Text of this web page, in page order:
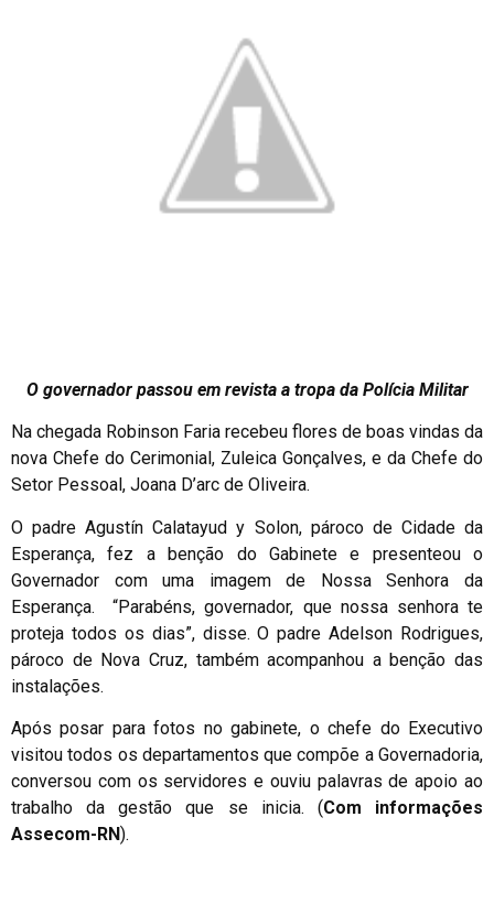
O governador passou em revista a tropa da Polícia Militar
Na chegada Robinson Faria recebeu flores de boas vindas da
nova Chefe do Cerimonial, Zuleica Gonçalves, e da Chefe do
Setor Pessoal, Joana D’arc de Oliveira.
O padre Agustín Calatayud y Solon, pároco de Cidade da
Esperança, fez a benção do Gabinete e presenteou o
Governador com uma imagem de Nossa Senhora da
Esperança. “Parabéns, governador, que nossa senhora te
proteja todos os dias”, disse. O padre Adelson Rodrigues,
pároco de Nova Cruz, também acompanhou a benção das
instalações.
Após posar para fotos no gabinete, o chefe do Executivo
visitou todos os departamentos que compõe a Governadoria,
conversou com os servidores e ouviu palavras de apoio ao
trabalho da gestão que se inicia. (Com informações
Assecom-RN).